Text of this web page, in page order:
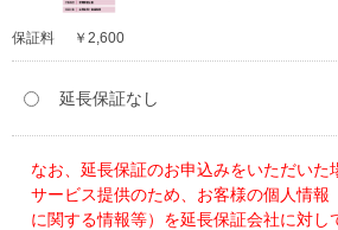
保証料 ￥2,600
延長保証なし
なお、延長保証のお申込みをいただいた
サービス提供のため、お客様の個人情報
に関する情報等）を延長保証会社に対し